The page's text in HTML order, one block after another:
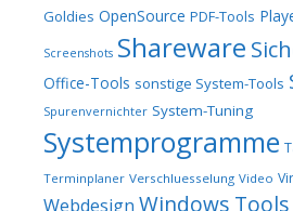
Goldies OpenSource PDF-Tools
Screenshots Shareware
Office-Tools sonstige System-Tools
Spurenvernichter System-Tuning
Systemprogramme
Terminplaner Verschluesselung Video
Webdesign Windows Tools